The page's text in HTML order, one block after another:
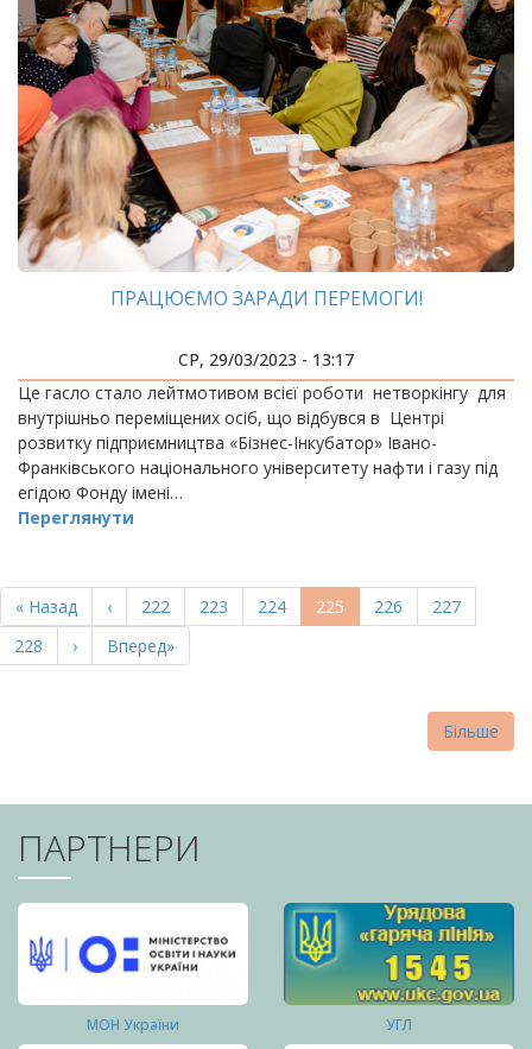
ПРАЦЮЄМО ЗАРАДИ ПЕРЕМОГИ!
СР, 29/03/2023 - 13:17
Це гасло стало лейтмотивом всієї роботи нетворкінгу для
внутрішньо переміщених осіб, що відбувся в Центрі
розвитку підприємництва «Бізнес-Інкубатор» Івано-
Франківського національного університету нафти і газу під
егідою Фонду імені…
Переглянути
НА
СТОРІНКИ
Перша
сторінка
« Назад
Попередня
сторінка
‹ Page
222 Page
223 Page
224
Поточна
сторінка
225 Page
226 Page
227
Page
228
Наступна
сторінка
›
Остання
сторінка
Вперед»
Більше
ПАРТНЕРИ
МОН України УГЛ